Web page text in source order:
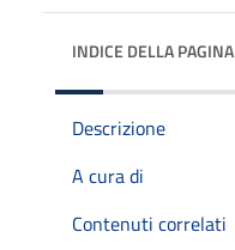
INDICE DELLA PAGINA
Descrizione
A cura di
Contenuti correlati